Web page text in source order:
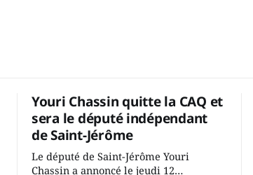
Youri Chassin quitte la CAQ et
sera le député indépendant
de Saint-Jérôme
Le député de Saint-Jérôme Youri
Chassin a annoncé le jeudi 12